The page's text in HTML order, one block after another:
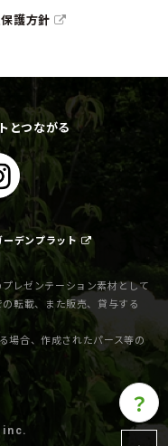
護方針
とつながる
デンプラット
レゼンテーション素材として
転載、また販売、貸与する
場合、作成されたパース等の
inc.
？